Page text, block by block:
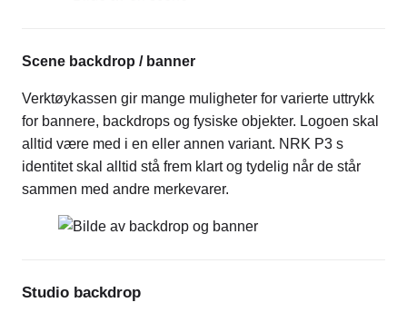
Scene backdrop / banner
Verktøykassen gir mange muligheter for varierte uttrykk
for bannere, backdrops og fysiske objekter. Logoen skal
alltid være med i en eller annen variant. NRK P3 s
identitet skal alltid stå frem klart og tydelig når de står
sammen med andre merkevarer.
Studio backdrop